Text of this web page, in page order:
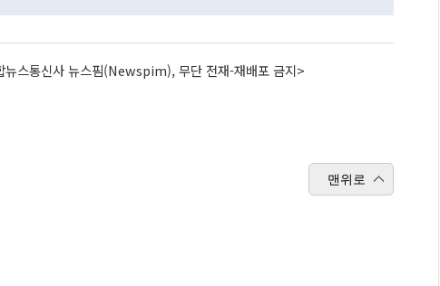
뉴스통신사 뉴스핌(Newspim), 무단 전재-재배포 금지>
맨위로